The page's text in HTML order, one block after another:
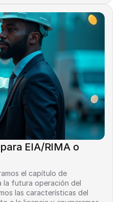
EIA/RIMA o
el capítulo de
la futura operación del
las características del